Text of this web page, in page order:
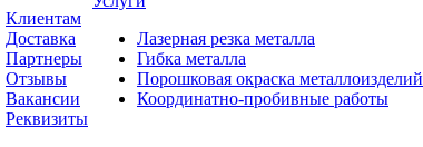
Клиентам
Доставка
Партнеры
Отзывы
Вакансии
Реквизиты
Лазерная резка металла
Гибка металла
Порошковая окраска металлоизделий
Координатно-пробивные работы